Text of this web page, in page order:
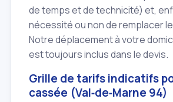
de temps et de technicité) et,
nécessité ou non de remplacer
Notre déplacement à votre
est toujours inclus dans le devis.
Grille de tarifs indicatifs
cassée (Val‑de‑Marne 94)